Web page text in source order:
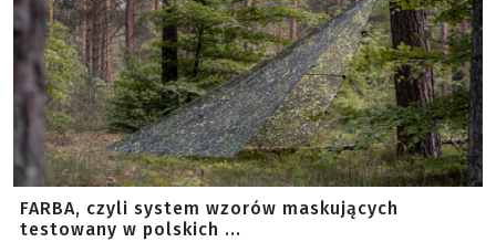
FARBA, czyli system wzorów maskujących
testowany w polskich ...